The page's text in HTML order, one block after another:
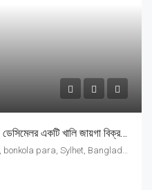
বন*কলাপাড়া নূরানী আবাসিক এলাকার ৭ ডেসিমেলর একটি খালি জায়গা বিক্রয় হবে
bonkola para, Sylhet, Bangladesh, bonkola para, Sylhet, Bangladesh, সিলেট, সিলেট বিভাগ